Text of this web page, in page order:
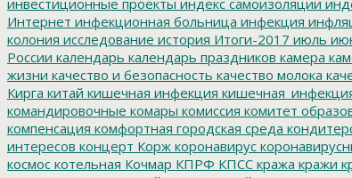
инвестиционные проекты индекс самоизоляции
Интернет инфекционная больница инфекция
колония исследование история Итоги-2017 июль
России календарь календарь праздников камера
жизни качество и безопасность качество молока
Кирга китай кишечная инфекция
командировочные комары комиссия комитет
компенсация комфортная городская среда
интересов концерт Корж коронавирус
космос котельная Кочмар КПРФ КПСС кража кражи